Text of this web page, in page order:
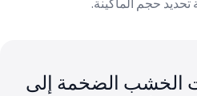
الخشب الضخمة إلى